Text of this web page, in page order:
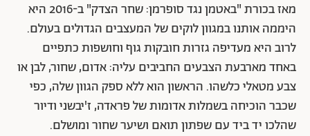
מאז בכורת "באטמן נגד סופרמן: שחר הצדק" ב-2016 היא
היממה אותנו במגוון לוקים של המעצבים הגדולים בעולם.
לרוב היא מעדיפה גזרות חובקות גוף וחושפות כתפיים
באחד מארבעת הצבעים החביבים עליה: אדום, שחור, לבן או
צבע מטאלי כלשהו. הראשון הוא ללא ספק הגוון שלה, כפי
שכבר הוכיחה בשמלות אדומות של פראדה, ז'יבשני ודיור
שהלכו יד ביד עם שפתון תואם ושיער שחור ומושלם.